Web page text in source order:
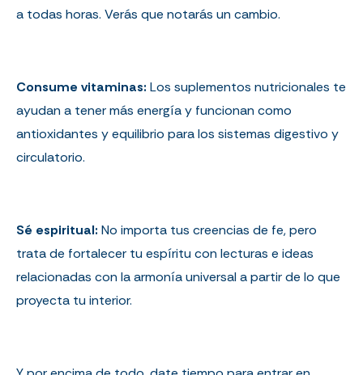
a todas horas. Verás que notarás un cambio.
Consume vitaminas: Los suplementos nutricionales te
ayudan a tener más energía y funcionan como
antioxidantes y equilibrio para los sistemas digestivo y
circulatorio.
Sé espiritual: No importa tus creencias de fe, pero
trata de fortalecer tu espíritu con lecturas e ideas
relacionadas con la armonía universal a partir de lo que
proyecta tu interior.